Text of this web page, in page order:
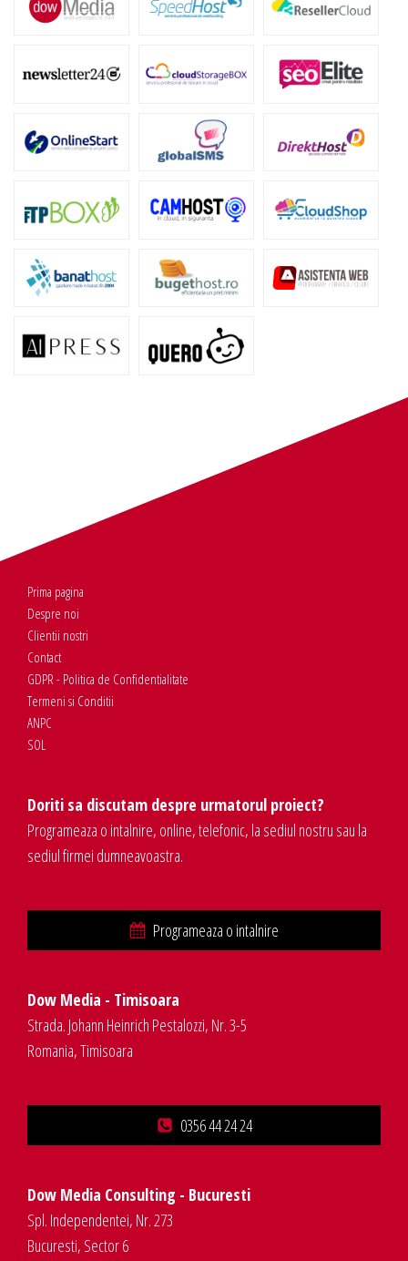
Prima pagina
Despre noi
Clientii nostri
Contact
GDPR - Politica de Confidentialitate
Termeni si Conditii
ANPC
SOL
Doriti sa discutam despre urmatorul proiect?
Programeaza o intalnire, online, telefonic, la sediul nostru sau la
sediul firmei dumneavoastra.
Programeaza o intalnire
Dow Media - Timisoara
Strada. Johann Heinrich Pestalozzi, Nr. 3-5
Romania, Timisoara
0356 44 24 24
Dow Media Consulting - Bucuresti
Spl. Independentei, Nr. 273
Bucuresti, Sector 6